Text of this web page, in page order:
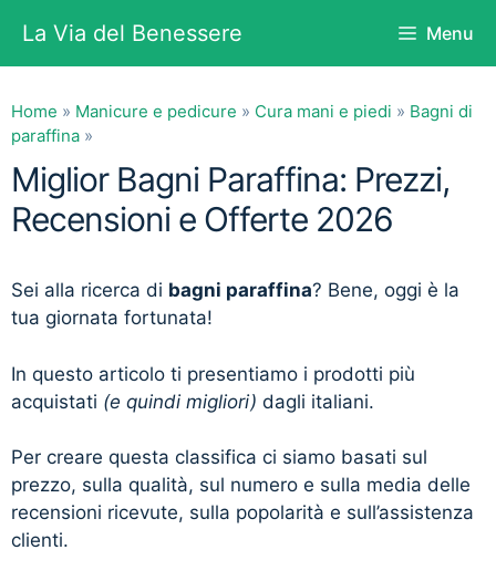
contenuto
La Via del Benessere Menu
Home » Manicure e pedicure » Cura mani e piedi » Bagni di
paraffina »
Miglior Bagni Paraffina: Prezzi,
Recensioni e Offerte 2026
Sei alla ricerca di bagni paraffina? Bene, oggi è la
tua giornata fortunata!
In questo articolo ti presentiamo i prodotti più
acquistati (e quindi migliori) dagli italiani.
Per creare questa classifica ci siamo basati sul
prezzo, sulla qualità, sul numero e sulla media delle
recensioni ricevute, sulla popolarità e sull’assistenza
clienti.